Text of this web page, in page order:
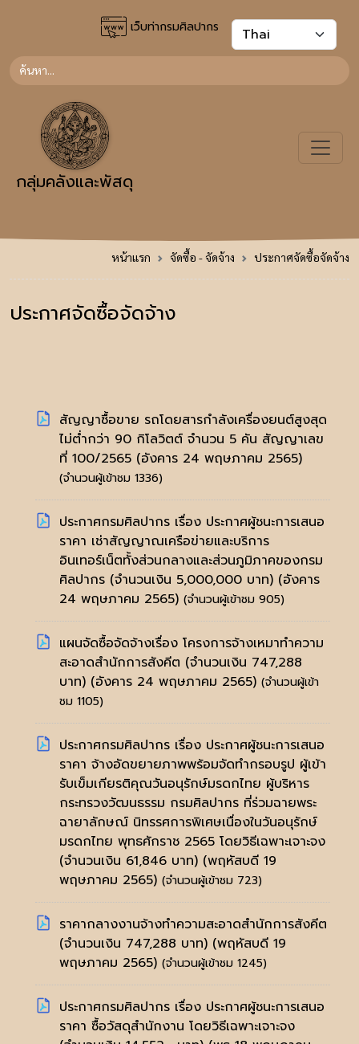
เว็บท่ากรมศิลปากร
กลุ่มคลังและพัสดุ
หน้าแรก จัดซื้อ - จัดจ้าง ประกาศจัดซื้อจัดจ้าง
ประกาศจัดซื้อจัดจ้าง
สัญญาซื้อขาย รถโดยสารกำลังเครื่องยนต์สูงสุด
ไม่ต่ำกว่า 90 กิโลวิตต์ จำนวน 5 คัน สัญญาเลข
ที่ 100/2565 (อังคาร 24 พฤษภาคม 2565)
(จำนวนผู้เข้าชม 1336)
ประกาศกรมศิลปากร เรื่อง ประกาศผู้ชนะการเสนอ
ราคา เช่าสัญญาณเครือข่ายและบริการ
อินเทอร์เน็ตทั้งส่วนกลางและส่วนภูมิภาคของกรม
ศิลปากร (จำนวนเงิน 5,000,000 บาท) (อังคาร
24 พฤษภาคม 2565) (จำนวนผู้เข้าชม 905)
แผนจัดซื้อจัดจ้างเรื่อง โครงการจ้างเหมาทำความ
สะอาดสำนักการสังคีต (จำนวนเงิน 747,288
บาท) (อังคาร 24 พฤษภาคม 2565) (จำนวนผู้เข้า
ชม 1105)
ประกาศกรมศิลปากร เรื่อง ประกาศผู้ชนะการเสนอ
ราคา จ้างอัดขยายภาพพร้อมจัดทำกรอบรูป ผู้เข้า
รับเข็มเกียรติคุณวันอนุรักษ์มรดกไทย ผู้บริหาร
กระทรวงวัฒนธรรม กรมศิลปากร ที่ร่วมฉายพระ
ฉายาลักษณ์ นิทรรศการพิเศษเนื่องในวันอนุรักษ์
มรดกไทย พุทธศักราช 2565 โดยวิธีเฉพาะเจาะจง
(จำนวนเงิน 61,846 บาท) (พฤหัสบดี 19
พฤษภาคม 2565) (จำนวนผู้เข้าชม 723)
ราคากลางงานจ้างทำความสะอาดสำนักการสังคีต
(จำนวนเงิน 747,288 บาท) (พฤหัสบดี 19
พฤษภาคม 2565) (จำนวนผู้เข้าชม 1245)
ประกาศกรมศิลปากร เรื่อง ประกาศผู้ชนะการเสนอ
ราคา ซื้อวัสดุสำนักงาน โดยวิธีเฉพาะเจาะจง